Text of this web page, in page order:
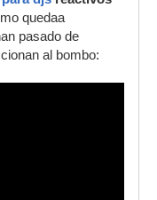
quedaa
pasado de
al bombo: